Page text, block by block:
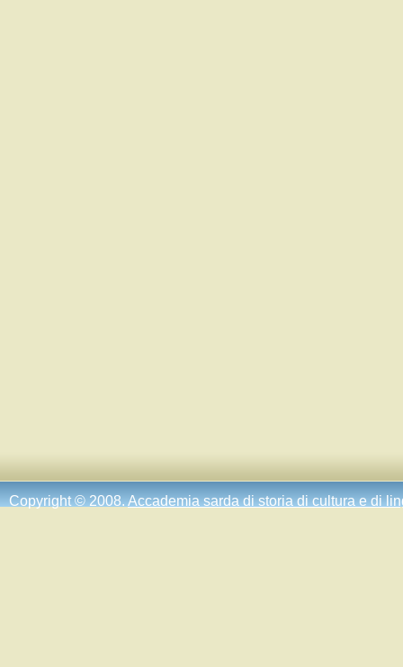
Copyright © 2008.Accademia sarda di storia di cultura e di